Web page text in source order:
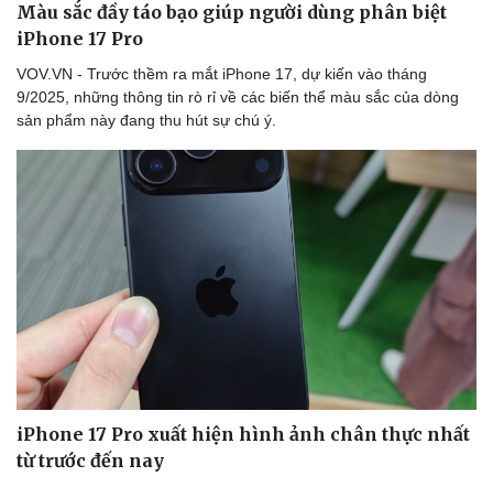
Màu sắc đầy táo bạo giúp người dùng phân biệt
iPhone 17 Pro
VOV.VN - Trước thềm ra mắt iPhone 17, dự kiến vào tháng
9/2025, những thông tin rò rỉ về các biến thể màu sắc của dòng
sản phẩm này đang thu hút sự chú ý.
iPhone 17 Pro xuất hiện hình ảnh chân thực nhất
từ ​​trước đến nay